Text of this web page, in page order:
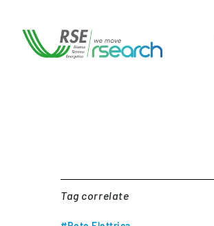
Tag correlate